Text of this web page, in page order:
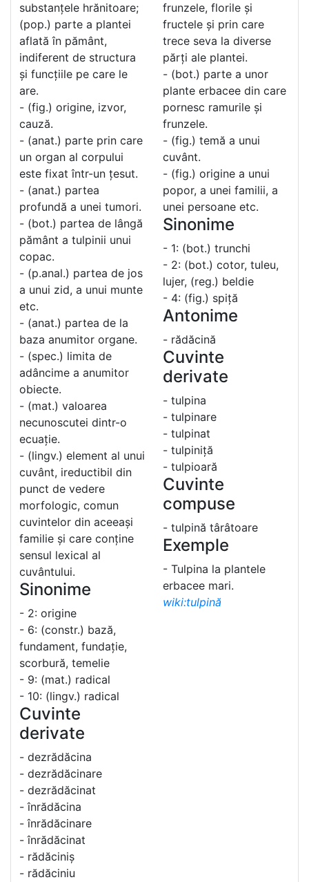
substanțele hrănitoare;
(pop.) parte a plantei
aflată în pământ,
indiferent de structura
și funcțiile pe care le
are.
- (fig.) origine, izvor,
cauză.
- (anat.) parte prin care
un organ al corpului
este fixat într-un țesut.
- (anat.) partea
profundă a unei tumori.
- (bot.) partea de lângă
pământ a tulpinii unui
copac.
- (p.anal.) partea de jos
a unui zid, a unui munte
etc.
- (anat.) partea de la
baza anumitor organe.
- (spec.) limita de
adâncime a anumitor
obiecte.
- (mat.) valoarea
necunoscutei dintr-o
ecuație.
- (lingv.) element al unui
cuvânt, ireductibil din
punct de vedere
morfologic, comun
cuvintelor din aceeași
familie și care conține
sensul lexical al
cuvântului.
Sinonime
- 2: origine
- 6: (constr.) bază,
fundament, fundație,
scorbură, temelie
- 9: (mat.) radical
- 10: (lingv.) radical
Cuvinte
derivate
- dezrădăcina
- dezrădăcinare
- dezrădăcinat
- înrădăcina
- înrădăcinare
- înrădăcinat
- rădăciniș
- rădăciniu
frunzele, florile și
fructele și prin care
trece seva la diverse
părți ale plantei.
- (bot.) parte a unor
plante erbacee din care
pornesc ramurile și
frunzele.
- (fig.) temă a unui
cuvânt.
- (fig.) origine a unui
popor, a unei familii, a
unei persoane etc.
Sinonime
- 1: (bot.) trunchi
- 2: (bot.) cotor, tuleu,
lujer, (reg.) beldie
- 4: (fig.) spiță
Antonime
- rădăcină
Cuvinte
derivate
- tulpina
- tulpinare
- tulpinat
- tulpiniță
- tulpioară
Cuvinte
compuse
- tulpină târâtoare
Exemple
- Tulpina la plantele
erbacee mari.
wiki:tulpină